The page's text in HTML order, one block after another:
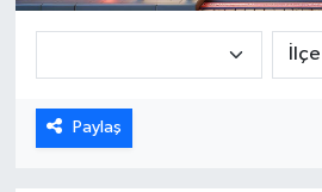
Paylaş